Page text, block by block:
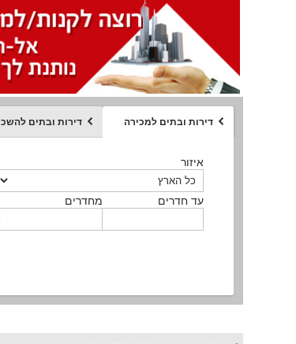
דירות ובתים למכירה דירות ובתים
איזור
מחדרים עד חדרים
איזור
מחדרים עד חדרים
איזור
מחדרים עד חדרים
איזור
סוג הנכס
סוג הנכס
איזור
מחדרים עד חדרים
איזור
סוג הנכס